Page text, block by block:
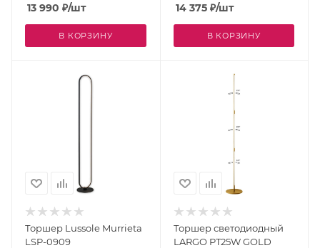
13 990 ₽/шт
В КОРЗИНУ
14 375₽/шт
В КОРЗИНУ
Торшер Lussole Murrieta
LSP-0909
Торшер светодиодный
LARGO PT25W GOLD